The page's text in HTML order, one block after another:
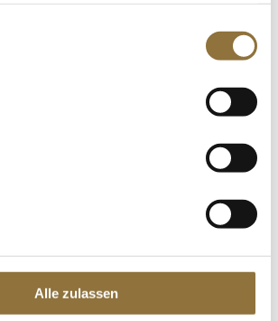
Alle zulassen
LEBENSMITTELKENNZEICHNUNGEN
pro Kugel), Campana D.O.P., 250 g